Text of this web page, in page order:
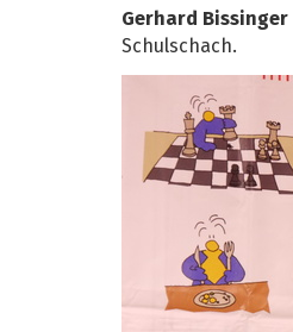
Gerhard Bissinger
Schulschach.